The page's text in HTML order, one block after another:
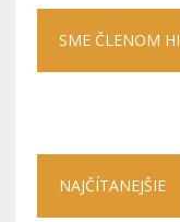
SME ČLENOM HI
NAJČÍTANEJŠIE